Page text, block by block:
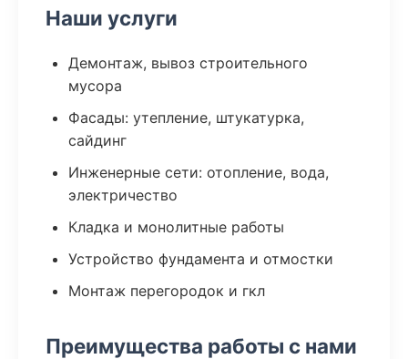
Наши услуги
Демонтаж, вывоз строительного
мусора
Фасады: утепление, штукатурка,
сайдинг
Инженерные сети: отопление, вода,
электричество
Кладка и монолитные работы
Устройство фундамента и отмостки
Монтаж перегородок и гкл
Преимущества работы с нами